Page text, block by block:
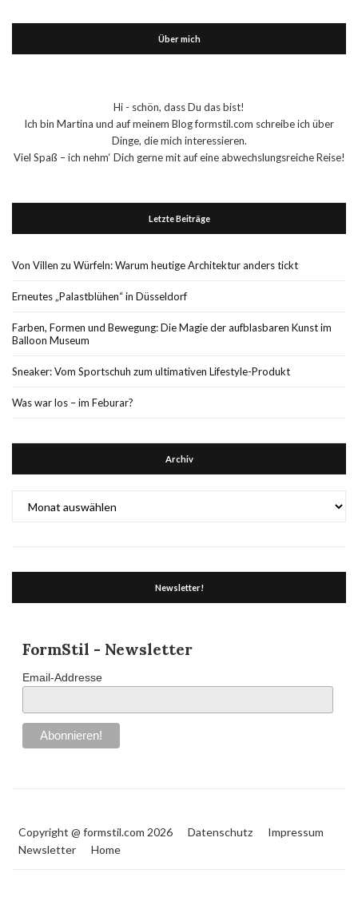
Über mich
Hi - schön, dass Du das bist!
Ich bin Martina und auf meinem Blog formstil.com schreibe ich über
Dinge, die mich interessieren.
Viel Spaß – ich nehm‘ Dich gerne mit auf eine abwechslungsreiche Reise!
Letzte Beiträge
Von Villen zu Würfeln: Warum heutige Architektur anders tickt
Erneutes „Palastblühen“ in Düsseldorf
Farben, Formen und Bewegung: Die Magie der aufblasbaren Kunst im
Balloon Museum
Sneaker: Vom Sportschuh zum ultimativen Lifestyle-Produkt
Was war los – im Feburar?
Archiv
Newsletter!
FormStil - Newsletter
Email-Addresse
Copyright @ formstil.com 2026 Datenschutz
Impressum
Newsletter
Home